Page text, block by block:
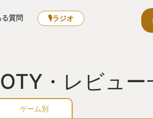
る質問 🎙ラジオ
・レビュー
ゲーム別